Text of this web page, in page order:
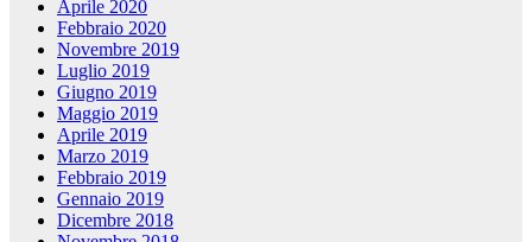
Aprile 2020
Febbraio 2020
Novembre 2019
Luglio 2019
Giugno 2019
Maggio 2019
Aprile 2019
Marzo 2019
Febbraio 2019
Gennaio 2019
Dicembre 2018